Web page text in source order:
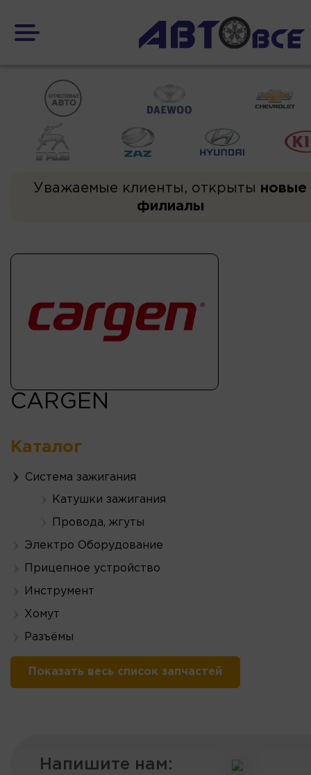
Уважаемые клиенты, открыты новые
филиалы
CARGEN
Каталог
Система зажигания
Катушки зажигания
Провода, жгуты
Электро Оборудование
Прицепное устройство
Инструмент
Хомут
Разъёмы
Показать весь список запчастей
Напишите нам: